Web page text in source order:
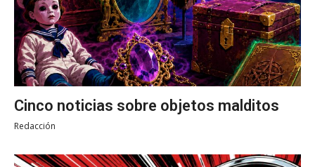
Cinco noticias sobre objetos malditos
Redacción